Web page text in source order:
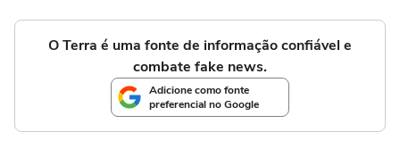
O Terra é uma fonte de informação confiável e
combate fake news.
Adicione como fonte
preferencial no Google